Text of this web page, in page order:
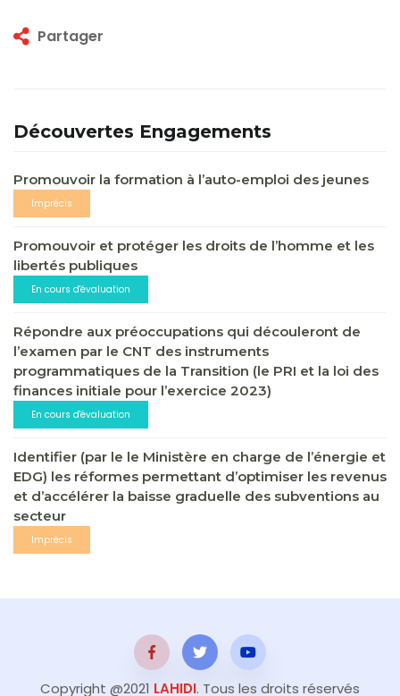
Partager
Découvertes Engagements
Promouvoir la formation à l’auto-emploi des jeunes
Imprécis
Promouvoir et protéger les droits de l’homme et les
libertés publiques
En cours d'évaluation
Répondre aux préoccupations qui découleront de
l’examen par le CNT des instruments
programmatiques de la Transition (le PRI et la loi des
finances initiale pour l’exercice 2023)
En cours d'évaluation
Identifier (par le le Ministère en charge de l’énergie et
EDG) les réformes permettant d’optimiser les revenus
et d’accélérer la baisse graduelle des subventions au
secteur
Imprécis
Copyright @2021 LAHIDI. Tous les droits réservés